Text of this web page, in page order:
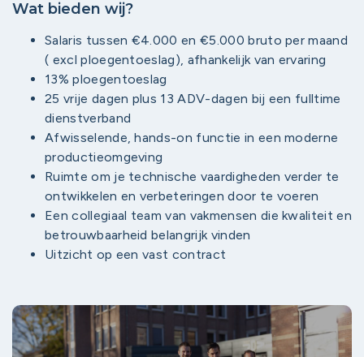
Wat bieden wij?
Salaris tussen €4.000 en €5.000 bruto per maand
( excl ploegentoeslag), afhankelijk van ervaring
13% ploegentoeslag
25 vrije dagen plus 13 ADV-dagen bij een fulltime
dienstverband
Afwisselende, hands-on functie in een moderne
productieomgeving
Ruimte om je technische vaardigheden verder te
ontwikkelen en verbeteringen door te voeren
Een collegiaal team van vakmensen die kwaliteit en
betrouwbaarheid belangrijk vinden
Uitzicht op een vast contract